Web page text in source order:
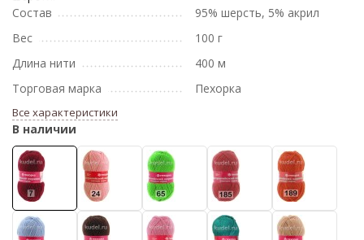
Состав
95% шерсть, 5% акрил
Вес
100 г
Длина нити
400 м
Торговая марка
Пехорка
Все характеристики
В наличии